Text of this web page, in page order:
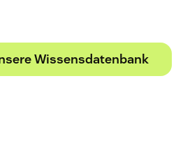
Wissensdatenbank